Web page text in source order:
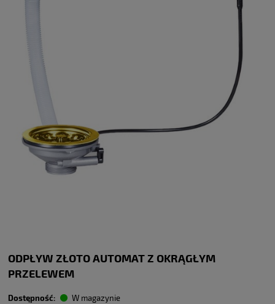
ODPŁYW ZŁOTO AUTOMAT Z OKRĄGŁYM
PRZELEWEM
Dostępność: W magazynie